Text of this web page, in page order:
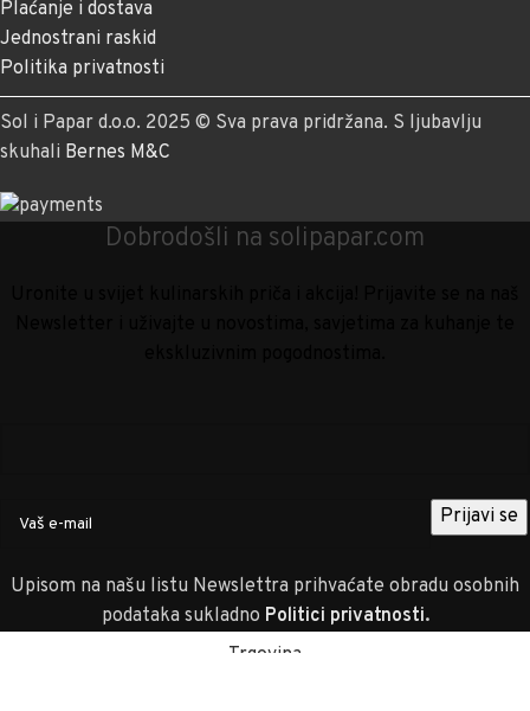
Plaćanje i dostava
Jednostrani raskid
Politika privatnosti
Sol i Papar d.o.o. 2025 © Sva prava pridržana. S ljubavlju
skuhali Bernes M&C
Dobrodošli na solipapar.com
Upisom na našu listu Newslettra prihvaćate obradu osobnih
podataka sukladno Politici privatnosti.
Trgovina